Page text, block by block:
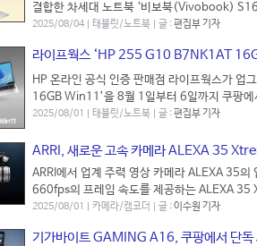
결합한 차세대 노트북 ‘비보북(Vivobook)
2025/08/04 | 태블릿/노트북 | 글 :편집부 기자
라이프웍스 ‘HP 255 G10 B7NK1AT
HP 온라인 공식 인증 판매점 라이프웍스가 업
16GB Win11’을 8월 1일부터 6일까지 쿠팡
2025/08/01 | 태블릿/노트북 | 글 :편집부 기자
ARRI, 새로운 고속 카메라 ALEXA 35
ARRI에서 업계 주력 영상 카메라 ALEXA 35
660fps의 프레임 속도를 제공하는 ALEXA 35
2025/08/01 | 카메라/캠코더 | 글 :이수원 기자
기가바이트 GAMING A16, 쿠팡에서 단독